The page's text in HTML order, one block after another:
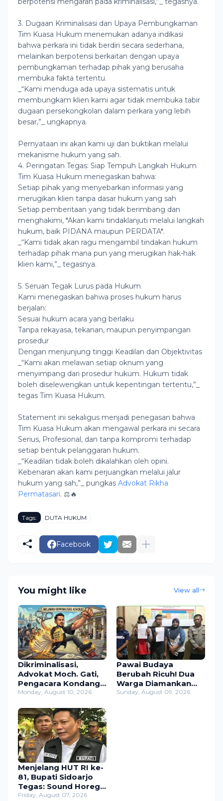
3. Dugaan Kriminalisasi dan Upaya Pembungkaman
Tim Kuasa Hukum menemukan adanya indikasi
bahwa perkara ini tidak berdiri secara sederhana,
melainkan berpotensi berkaitan dengan upaya
pembungkaman terhadap pihak yang berusaha
membuka fakta tertentu.
_“Kami menduga ada upaya sistematis untuk
membungkam klien kami agar tidak membuka tabir
dugaan persekongkolan dalam perkara yang lebih
besar,”_ ungkapnya.
Pernyataan ini akan kami uji dan buktikan melalui
mekanisme hukum yang sah.
4. Peringatan Tegas: Siap Tempuh Langkah Hukum
Tim Kuasa Hukum menegaskan bahwa:
Setiap pihak yang menyebarkan informasi yang
merugikan klien tanpa dasar hukum yang sah
Setiap pemberitaan yang tidak berimbang dan
menghakimi, *Akan kami tindaklanjuti melalui langkah
hukum, baik PIDANA maupun PERDATA*.
_“Kami tidak akan ragu mengambil tindakan hukum
terhadap pihak mana pun yang merugikan hak-hak
klien kami,”_ tegasnya.
5. Seruan Tegak Lurus pada Hukum
Kami menegaskan bahwa proses hukum harus
berjalan:
Sesuai hukum acara yang berlaku
Tanpa rekayasa, tekanan, maupun penyimpangan
prosedur
Dengan menjunjung tinggi Keadilan dan Objektivitas
_“Kami akan melawan setiap oknum yang
menyimpang dari prosedur hukum. Hukum tidak
boleh diselewengkan untuk kepentingan tertentu,”_
tegas Tim Kuasa Hukum.
Statement ini sekaligus menjadi penegasan bahwa
Tim Kuasa Hukum akan mengawal perkara ini secara
Serius, Profesional, dan tanpa kompromi terhadap
setiap bentuk pelanggaran hukum.
_“Keadilan tidak boleh dikalahkan oleh opini.
Kebenaran akan kami perjuangkan melalui jalur
hukum yang sah,”_ pungkas Advokat Rikha
Permatasari. ⚖️🔥
Tags: DUTA HUKUM
Facebook
You might like View all
​Dikriminalisasi,
Advokat Moch. Gati,
Pengacara Kondang
Surabaya Melawan
Lamongan
Monday, August 10, 2026
Pawai Budaya
Berubah Ricuh! Dua
Warga Diamankan
Warga Diduga Curi
Sunday, August 09, 2026
Menjelang HUT RI ke-
81, Bupati Sidoarjo
Tegas: Sound Horeg
yang Ganggu Warga
Friday, August 07, 2026